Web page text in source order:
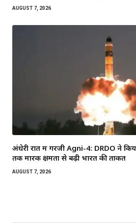
AUGUST 7, 2026
अंधेरी रात में गरजी Agni-4: DRDO ने
तक मारक क्षमता से बढ़ी भारत की ताकत
AUGUST 7, 2026